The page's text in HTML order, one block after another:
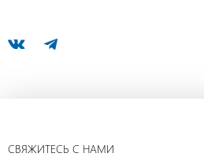
СВЯЖИТЕСЬ С НАМИ